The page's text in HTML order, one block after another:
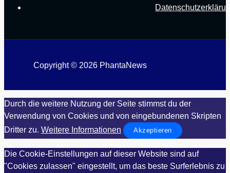
Copyright © 2026 PhantaNews
Durch die weitere Nutzung der Seite stimmst du der
Verwendung von Cookies und von eingebundenen Skripten
Dritter zu. Weitere Informationen Akzeptieren
Die Cookie-Einstellungen auf dieser Website sind auf
"Cookies zulassen" eingestellt, um das beste Surferlebnis zu